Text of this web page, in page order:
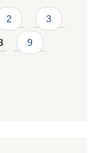
2 3
9